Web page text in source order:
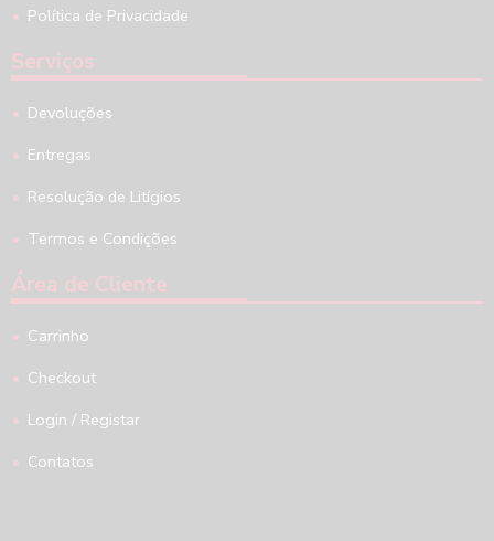
Política de Privacidade
Serviços
Devoluções
Entregas
Resolução de Litígios
Termos e Condições
Área de Cliente
Carrinho
Checkout
Login / Registar
Contatos